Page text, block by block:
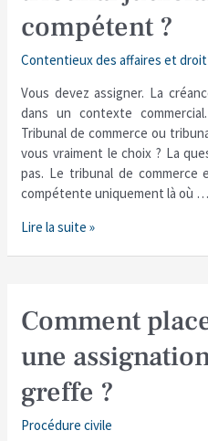
compétent ?
Contentieux des affaires et
Vous devez assigner. La
dans un contexte
Tribunal de commerce ou
vous vraiment le choix ? La
pas. Le tribunal de commerce
compétente uniquement là où …
ou
tribunal
:
qui
est
compétent
?
Lire la suite »
Comment
une
greffe ?
Procédure civile
Comment
placer
et
enrôler
une
assignation
auprès